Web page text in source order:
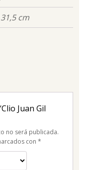
cm
Juan Gil
no será publicada.
con *